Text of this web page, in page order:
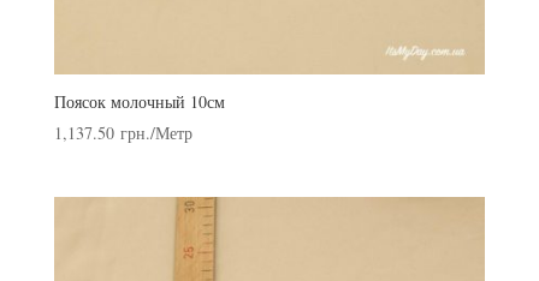
Поясок молочный 10см
1,137.50 грн./Метр